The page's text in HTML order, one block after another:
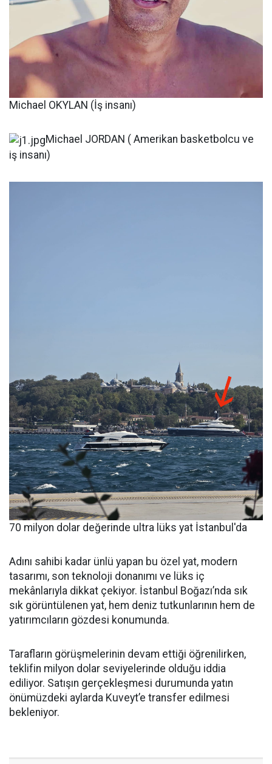
Michael OKYLAN (İş insanı)
Michael JORDAN ( Amerikan basketbolcu ve
iş insanı)
70 milyon dolar değerinde ultra lüks yat İstanbul'da
Adını sahibi kadar ünlü yapan bu özel yat, modern
tasarımı, son teknoloji donanımı ve lüks iç
mekânlarıyla dikkat çekiyor. İstanbul Boğazı’nda sık
sık görüntülenen yat, hem deniz tutkunlarının hem de
yatırımcıların gözdesi konumunda.
Tarafların görüşmelerinin devam ettiği öğrenilirken,
teklifin milyon dolar seviyelerinde olduğu iddia
ediliyor. Satışın gerçekleşmesi durumunda yatın
önümüzdeki aylarda Kuveyt’e transfer edilmesi
bekleniyor.